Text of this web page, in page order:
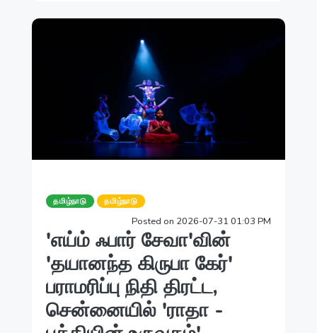
தமிழ்நாடு தமிழ்நாடு
Posted on 2026-07-31 01:03 PM
'எய்ம் ஃபார் சேவா'வின்
'தயானந்த கிருபா கேர்'
பராமரிப்பு நிதி திரட்ட,
சென்னையில் 'ராதா -